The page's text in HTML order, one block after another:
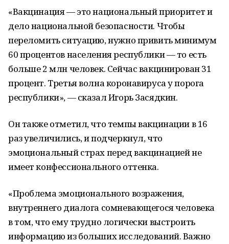
«Вакцинация — это национальный приоритет и
дело национальной безопасности. Чтобы
переломить ситуацию, нужно привить минимум
60 процентов населения республики — то есть
больше 2 млн человек. Сейчас вакцинирован 31
процент. Третья волна коронавируса у порога
республики», — сказал Игорь Засядкин.
Он также отметил, что темпы вакцинации в 16
раз увеличились, и подчеркнул, что
эмоциональный страх перед вакцинацией не
имеет конфессионального оттенка.
«Проблема эмоционального возражения,
внутреннего диалога сомневающегося человека
в том, что ему трудно логически выстроить
информацию из больших исследований. Важно